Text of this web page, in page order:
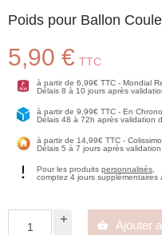
Poids pour Ballon
5,90 € TTC
à partir de 6,99€ TTC - Mondial
Délais 8 à 10 jours après
à partir de 9,99€ TTC - En
Délais 48 à 72h après validation
à partir de 14,99€ TTC - Colissimo
Délais 5 à 7 jours après validation
Pour les produits personnalisés
comptez 4 jours supplémentaires
 Ajouter